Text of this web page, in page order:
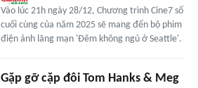
Vào lúc 21h ngày 28/12, Chương trình Cine7 số
cuối cùng của năm 2025 sẽ mang đến bộ phim
điện ảnh lãng mạn 'Đêm không ngủ ở Seattle'.
Gặp gỡ cặp đôi Tom Hanks & Meg